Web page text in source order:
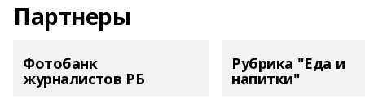
Партнеры
Фотобанк
журналистов РБ
Рубрика "Еда и
напитки"